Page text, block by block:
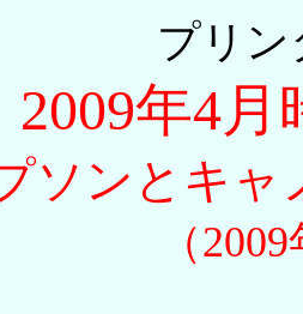
プリン
2009年4
ソンとキ
（